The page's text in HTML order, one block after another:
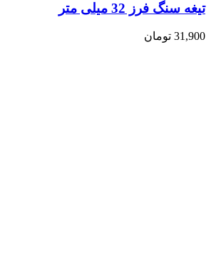
تیغه سنگ فرز 32 میلی متر
31,900 تومان